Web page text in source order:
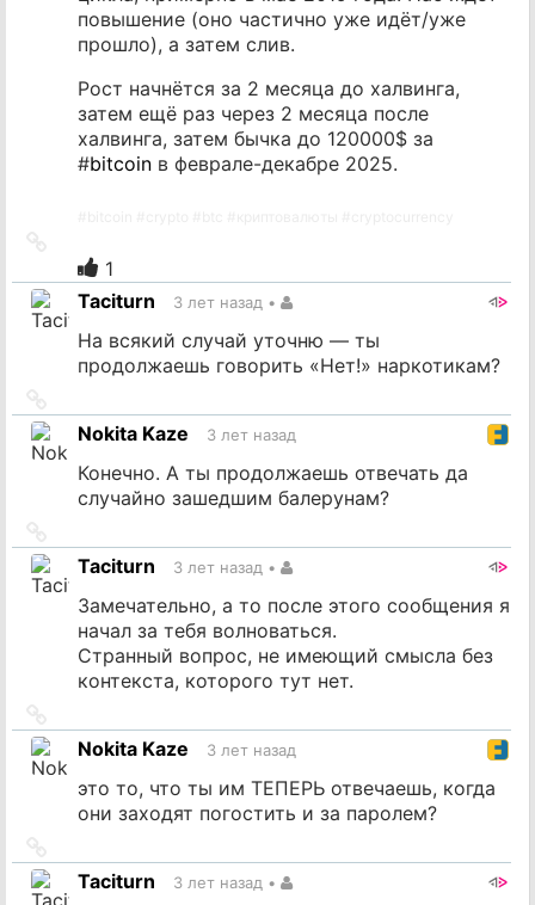
повышение (оно частично уже идёт/уже
прошло), а затем слив.
Рост начнётся за 2 месяца до халвинга,
затем ещё раз через 2 месяца после
халвинга, затем бычка до 120000$ за
#bitcoin в феврале-декабре 2025.
источник
1
Taciturn
3 лет назад •
На всякий случай уточню — ты
продолжаешь говорить «Нет!» наркотикам?
на
источник
Nokita Kaze 3 лет назад
Конечно. А ты продолжаешь отвечать да
случайно зашедшим балерунам?
на
источник
Taciturn 3 лет назад •
Замечательно, а то после этого сообщения я
начал за тебя волноваться.
Странный вопрос, не имеющий смысла без
контекста, которого тут нет.
на
источник
Nokita Kaze 3 лет назад
это то, что ты им ТЕПЕРЬ отвечаешь, когда
они заходят погостить и за паролем?
на
источник
Taciturn 3 лет назад •